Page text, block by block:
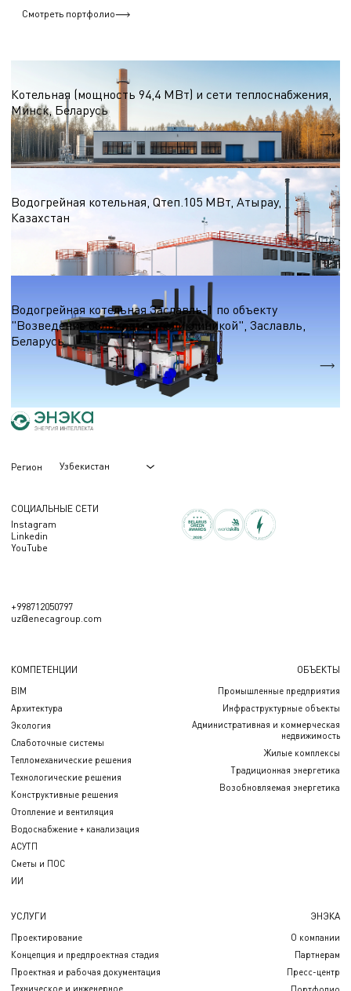
Смотреть портфолио
Котельная (мощность 94,4 МВт) и сети теплоснабжения,
Минск, Беларусь
Qтеп.
94,4 МВт
Водогрейные котельные на природном газе
Водогрейная котельная, Qтеп.105 МВт, Атырау,
Казахстан
Водогрейные котельные на природном газе
Водогрейная котельная Заславль-1 по объекту
"Возведение больницы с поликлиникой", Заславль,
Беларусь
Регион Узбекистан
СОЦИАЛЬНЫЕ СЕТИ
Instagram
Linkedin
YouTube
+998712050797
uz@enecagroup.com
КОМПЕТЕНЦИИ
BIM
Архитектура
Экология
Слаботочные системы
Тепломеханические решения
Технологические решения
Конструктивные решения
Отопление и вентиляция
Водоснабжение + канализация
АСУТП
Сметы и ПОС
ИИ
ОБЪЕКТЫ
Промышленные предприятия
Инфраструктурные объекты
Административная и коммерческая
недвижимость
Жилые комплексы
Традиционная энергетика
Возобновляемая энергетика
УСЛУГИ
Проектирование
Концепция и предпроектная стадия
Проектная и рабочая документация
Техническое и инженерное
ЭНЭКА
О компании
Партнерам
Пресс-центр